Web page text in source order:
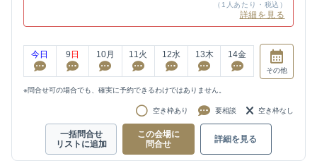
（1人あたり・税込）
詳細を見る
今日 9 日 10月 11火 12水 13木 14金
その他
※問合せ可の場合でも、確実に予約できるわけではありません。
空き枠あり 要相談 空き枠なし
一括問合せ
リストに追加
この会場に
問合せ
詳細を見る